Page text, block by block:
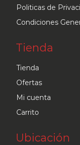
Politicas de
Condiciones
Tienda
Tienda
Ofertas
Mi cuenta
Carrito
Ubicación